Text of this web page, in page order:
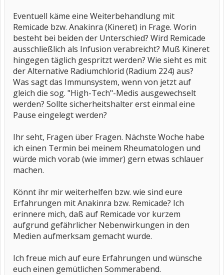
Eventuell käme eine Weiterbehandlung mit
Remicade bzw. Anakinra (Kineret) in Frage. Worin
besteht bei beiden der Unterschied? Wird Remicade
ausschließlich als Infusion verabreicht? Muß Kineret
hingegen täglich gespritzt werden? Wie sieht es mit
der Alternative Radiumchlorid (Radium 224) aus?
Was sagt das Immunsystem, wenn von jetzt auf
gleich die sog. "High-Tech"-Medis ausgewechselt
werden? Sollte sicherheitshalter erst einmal eine
Pause eingelegt werden?
Ihr seht, Fragen über Fragen. Nächste Woche habe
ich einen Termin bei meinem Rheumatologen und
würde mich vorab (wie immer) gern etwas schlauer
machen.
Könnt ihr mir weiterhelfen bzw. wie sind eure
Erfahrungen mit Anakinra bzw. Remicade? Ich
erinnere mich, daß auf Remicade vor kurzem
aufgrund gefährlicher Nebenwirkungen in den
Medien aufmerksam gemacht wurde.
Ich freue mich auf eure Erfahrungen und wünsche
euch einen gemütlichen Sommerabend.